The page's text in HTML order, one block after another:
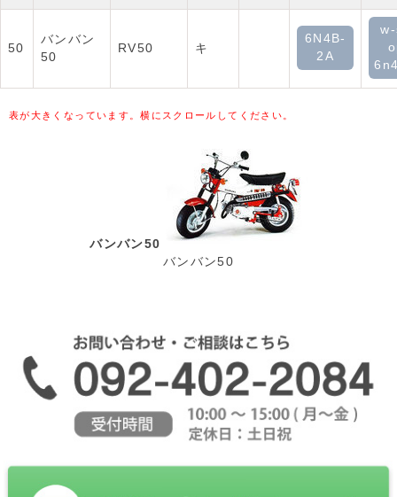
50
バンバン
50
RV50 キ
6N4B-
2A
表が大きくなっています。横にスクロールしてください。
バンバン50
バンバン50